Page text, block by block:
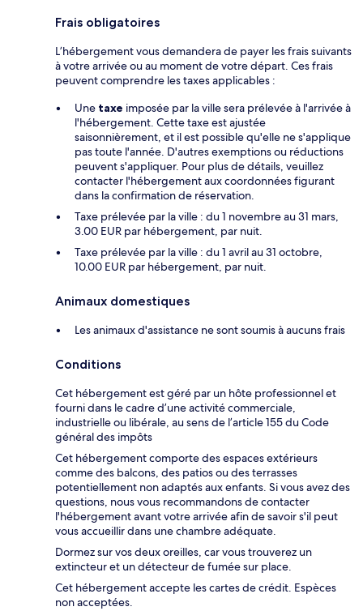
Frais obligatoires
L’hébergement vous demandera de payer les frais suivants
à votre arrivée ou au moment de votre départ. Ces frais
peuvent comprendre les taxes applicables :
Une taxe imposée par la ville sera prélevée à l'arrivée à
l'hébergement. Cette taxe est ajustée
saisonnièrement, et il est possible qu'elle ne s'applique
pas toute l'année. D'autres exemptions ou réductions
peuvent s'appliquer. Pour plus de détails, veuillez
contacter l'hébergement aux coordonnées figurant
dans la confirmation de réservation.
Taxe prélevée par la ville : du 1 novembre au 31 mars,
3.00 EUR par hébergement, par nuit.
Taxe prélevée par la ville : du 1 avril au 31 octobre,
10.00 EUR par hébergement, par nuit.
Animaux domestiques
Les animaux d'assistance ne sont soumis à aucuns frais
Conditions
Cet hébergement est géré par un hôte professionnel et
fourni dans le cadre d’une activité commerciale,
industrielle ou libérale, au sens de l’article 155 du Code
général des impôts
Cet hébergement comporte des espaces extérieurs
comme des balcons, des patios ou des terrasses
potentiellement non adaptés aux enfants. Si vous avez des
questions, nous vous recommandons de contacter
l'hébergement avant votre arrivée afin de savoir s'il peut
vous accueillir dans une chambre adéquate.
Dormez sur vos deux oreilles, car vous trouverez un
extincteur et un détecteur de fumée sur place.
Cet hébergement accepte les cartes de crédit. Espèces
non acceptées.